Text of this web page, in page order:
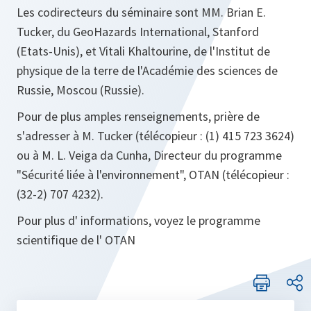
Les codirecteurs du séminaire sont MM. Brian E.
Tucker, du GeoHazards International, Stanford
(Etats-Unis), et Vitali Khaltourine, de l'Institut de
physique de la terre de l'Académie des sciences de
Russie, Moscou (Russie).
Pour de plus amples renseignements, prière de
s'adresser à M. Tucker (télécopieur : (1) 415 723 3624)
ou à M. L. Veiga da Cunha, Directeur du programme
"Sécurité liée à l'environnement", OTAN (télécopieur :
(32-2) 707 4232).
Pour plus d' informations, voyez le programme
scientifique de l' OTAN